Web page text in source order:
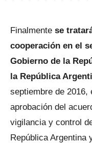
Finalmente se
cooperación en el
Gobierno de la
la República
septiembre de 2016,
aprobación del
vigilancia y control
República Argentina